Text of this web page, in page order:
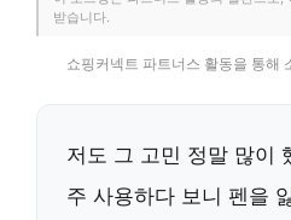
받습니다.
쇼핑커넥트 파트너스 활동을 통해
저도 그 고민 정말 많이
주 사용하다 보니 펜을